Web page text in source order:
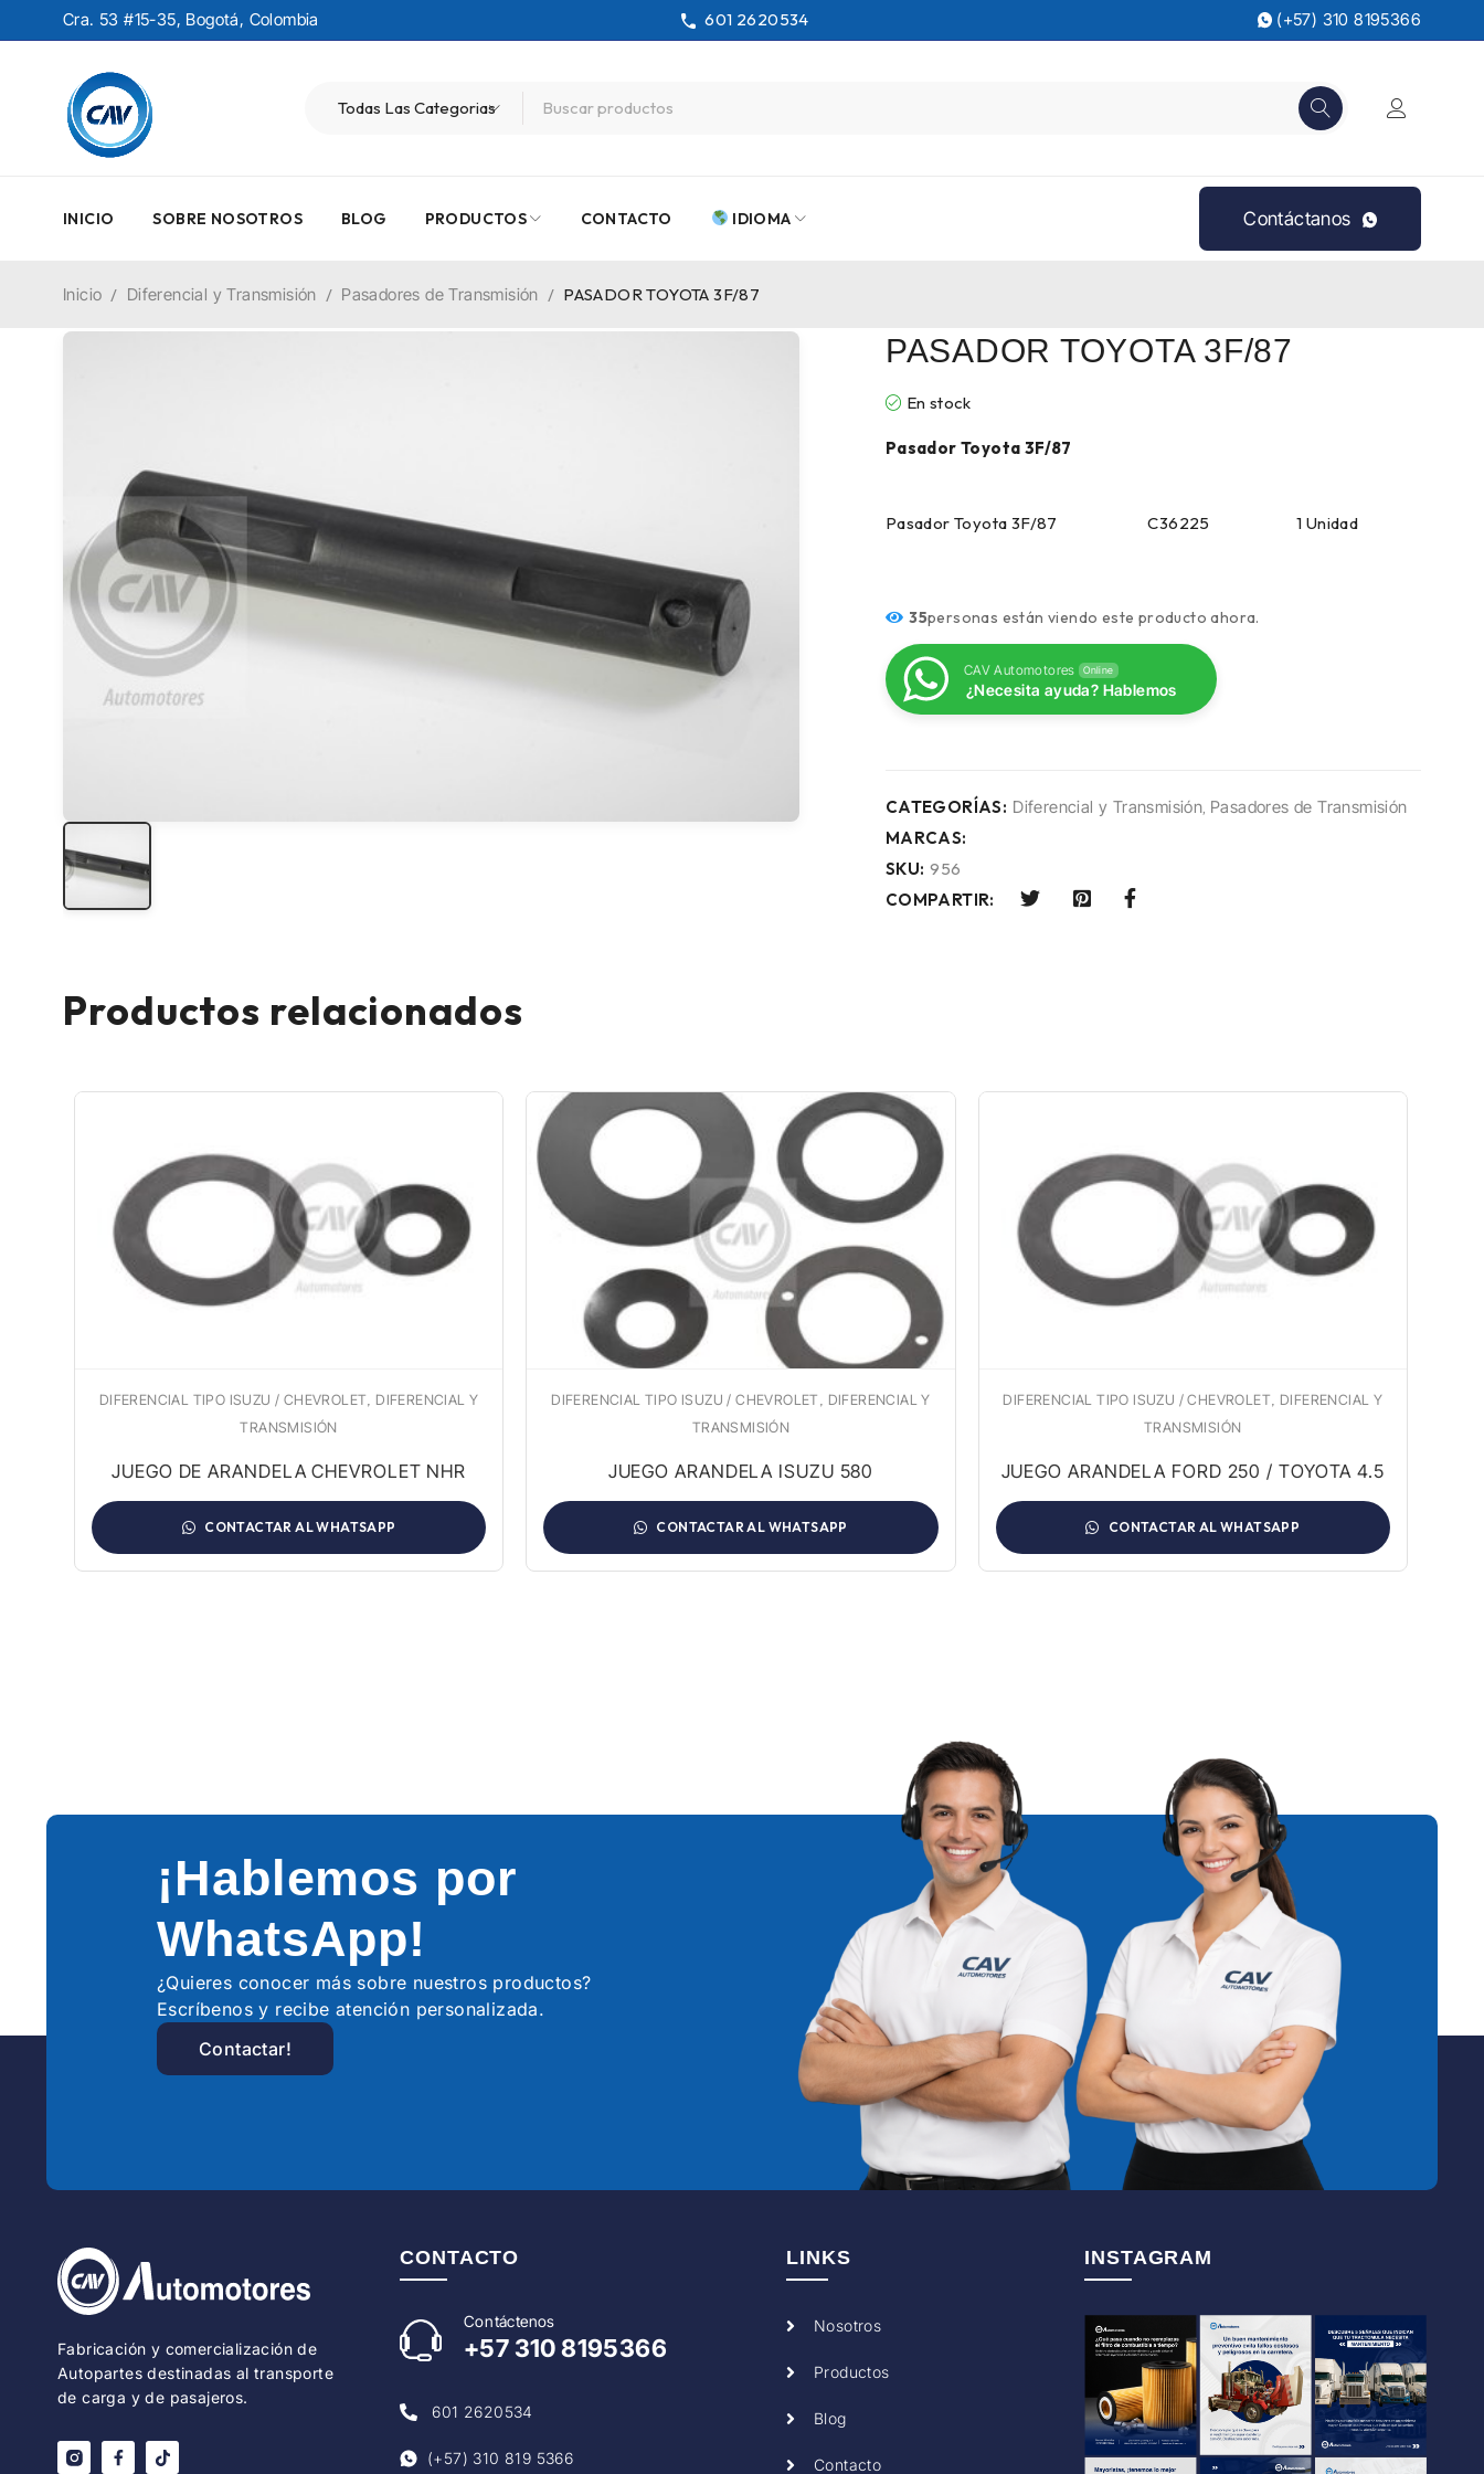
Cra. 53 #15-35, Bogotá, Colombia 601 2620534 (+57) 310 8195366
INICIO SOBRE NOSOTROS BLOG PRODUCTOS CONTACTO IDIOMA Contáctanos
Inicio / Diferencial y Transmisión / Pasadores de Transmisión / PASADOR TOYOTA 3F/87
PASADOR TOYOTA 3F/87
En stock
Pasador Toyota 3F/87
Pasador Toyota 3F/87 C36225 1 Unidad
35personas están viendo este producto ahora.
CAV Automotores Online
¿Necesita ayuda? Hablemos
CATEGORÍAS: Diferencial y Transmisión, Pasadores de Transmisión
MARCAS:
SKU: 956
COMPARTIR:
Productos relacionados
DIFERENCIAL TIPO ISUZU / CHEVROLET
DIFERENCIAL Y
TRANSMISIÓN
JUEGO DE ARANDELA CHEVROLET NHR
CONTACTAR AL WHATSAPP
DIFERENCIAL TIPO ISUZU / CHEVROLET
DIFERENCIAL Y
TRANSMISIÓN
JUEGO ARANDELA ISUZU 580
CONTACTAR AL WHATSAPP
DIFERENCIAL TIPO ISUZU / CHEVROLET
DIFERENCIAL Y
TRANSMISIÓN
JUEGO ARANDELA FORD 250 / TOYOTA 4.5
CONTACTAR AL WHATSAPP
¡Hablemos por
WhatsApp!
¿Quieres conocer más sobre nuestros productos?
Escríbenos y recibe atención personalizada.
Contactar!
Fabricación y comercialización de
Autopartes destinadas al transporte
de carga y de pasajeros.
CONTACTO
Contáctenos
+57 310 8195366
601 2620534
(+57) 310 819 5366
LINKS
Nosotros
Productos
Blog
Contacto
INSTAGRAM